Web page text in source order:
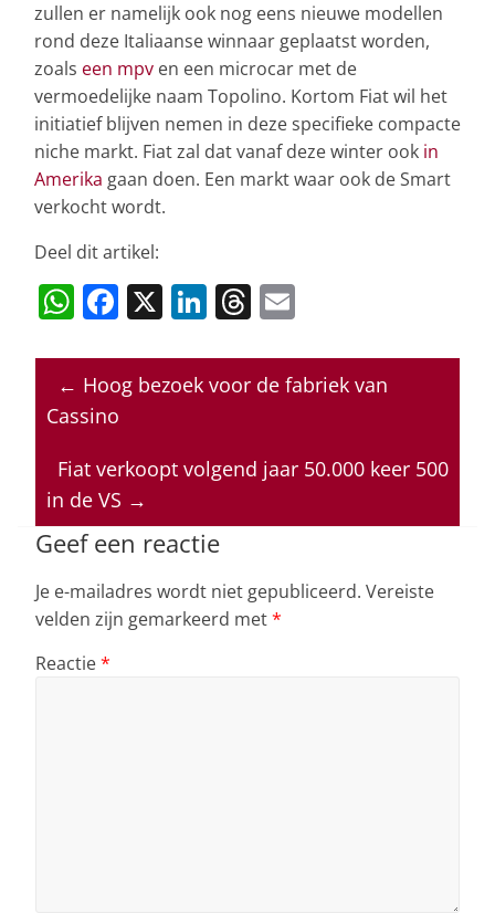
zullen er namelijk ook nog eens nieuwe modellen
rond deze Italiaanse winnaar geplaatst worden,
zoals een mpv en een microcar met de
vermoedelijke naam Topolino. Kortom Fiat wil het
initiatief blijven nemen in deze specifieke compacte
niche markt. Fiat zal dat vanaf deze winter ook in
Amerika gaan doen. Een markt waar ook de Smart
verkocht wordt.
Deel dit artikel:
W
at
s
p
p
F
c
e
o
o
k
X Li
k
e
n
T
re
a
s
ai
l
← Hoog bezoek voor de fabriek van
Cassino
Fiat verkoopt volgend jaar 50.000 keer 500
in de VS →
Geef een reactie
Je e-mailadres wordt niet gepubliceerd. Vereiste
velden zijn gemarkeerd met*
Reactie*